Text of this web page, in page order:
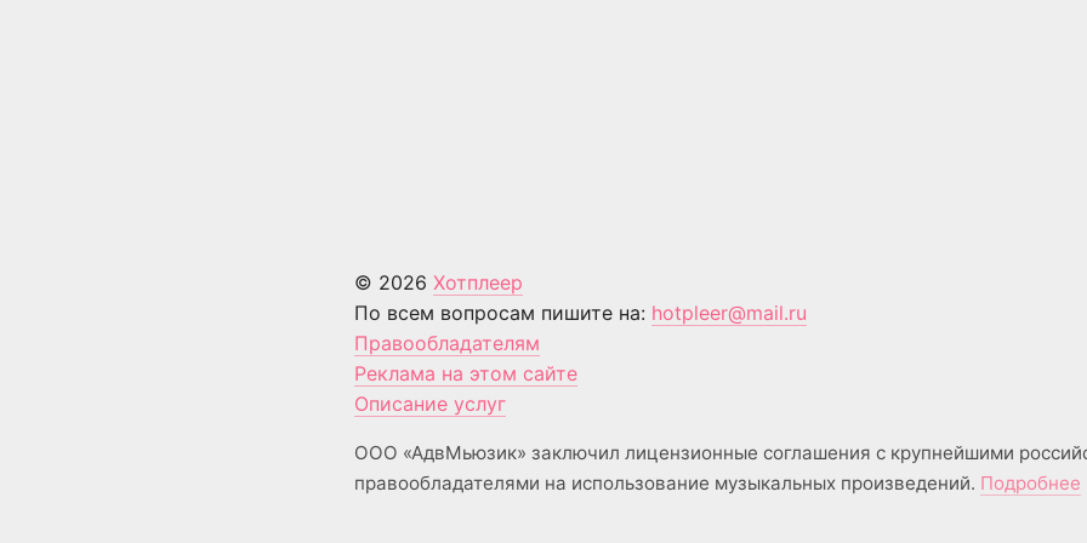
© 2026 Хотплеер
По всем вопросам пишите на: hotpleer@mail.ru
Правообладателям
Реклама на этом сайте
Описание услуг
ООО «АдвМьюзик» заключил лицензионные соглашения с крупнейшими
правообладателями на использование музыкальных произведений. Подробнее